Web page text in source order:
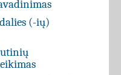
(-ių)